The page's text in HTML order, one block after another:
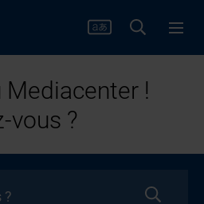
Mediacenter !
vous ?